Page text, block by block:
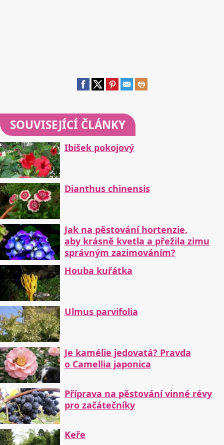
SOUVISEJÍCÍ ČLÁNKY
Ibišek pokojový
Dianthus chinensis
Jak na pěstování hortenzie,
aby krásně kvetla a přežila zimu
správným zazimováním?
Houba kuřátka
Ulmus parvifolia
Je kamélie jedovatá? Pravda
o Camellia japonica
Příprava na pěstování vinné révy
pro začátečníky
Keře